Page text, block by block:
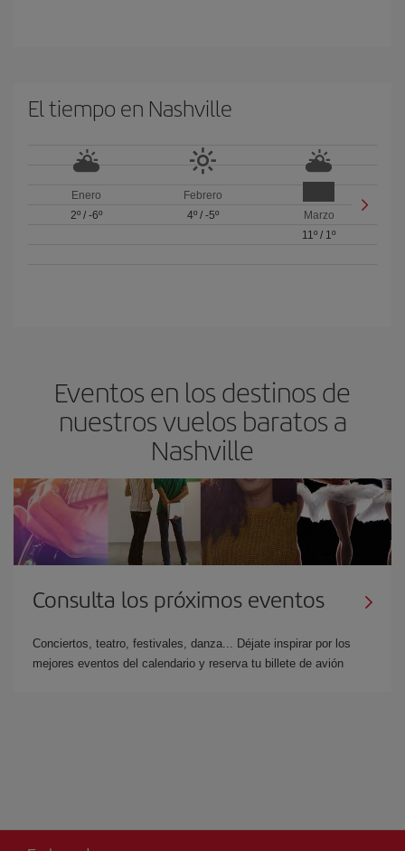
El tiempo en Nashville
Enero
2º/ -6º
Febrero
4º/ -5º
Marzo
11º / 1º
Eventos en los destinos de
nuestros vuelos baratos a
Nashville
Consulta los próximos eventos
Conciertos, teatro, festivales, danza... Déjate inspirar por los
mejores eventos del calendario y reserva tu billete de avión